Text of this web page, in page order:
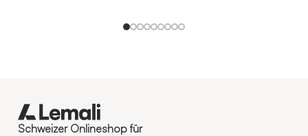
Schweizer Onlineshop für